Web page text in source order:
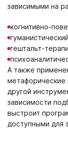
зависимыми на
когнитивно-
гештальт-
А также
метафорические
другой
зависимости
выстроит
доступными для